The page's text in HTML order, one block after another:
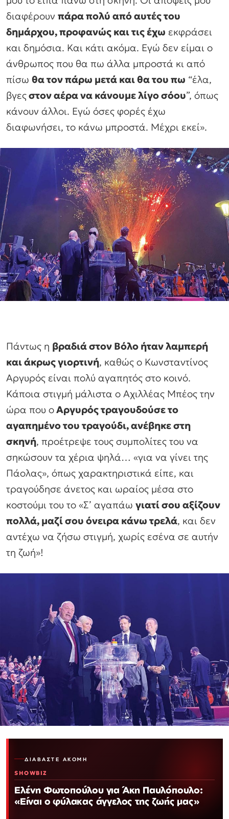
διαφέρουν πάρα πολύ από αυτές του
δημάρχου, προφανώς και τις έχω εκφράσει
και δημόσια. Και κάτι ακόμα. Εγώ δεν είμαι ο
άνθρωπος που θα πω άλλα μπροστά κι από
πίσω θα τον πάρω μετά και θα του πω “έλα,
βγεςστον αέρα να κάνουμε λίγο σόου”, όπως
κάνουν άλλοι. Εγώ όσες φορές έχω
διαφωνήσει, το κάνω μπροστά. Μέχρι εκεί».
Πάντως η βραδιά στον Βόλο ήταν λαμπερή
και άκρως γιορτινή, καθώς ο Κωνσταντίνος
Αργυρός είναι πολύ αγαπητός στο κοινό.
Κάποια στιγμή μάλιστα ο Αχιλλέας Μπέος την
ώρα που οΑργυρός τραγουδούσε το
αγαπημένο του τραγούδι, ανέβηκε στη
σκηνή, προέτρεψε τους συμπολίτες του να
σηκώσουν τα χέρια ψηλά… «για να γίνει της
Πάολας», όπως χαρακτηριστικά είπε, και
τραγούδησε άνετος και ωραίος μέσα στο
κοστούμι του το «Σ’ αγαπάω γιατί σου αξίζουν
πολλά, μαζί σου όνειρα κάνω τρελά, και δεν
αντέχω να ζήσω στιγμή, χωρίς εσένα σε αυτήν
τη ζωή»!
ΔΙΑΒΆΣΤΕ ΑΚΌΜΗ
SHOWBIZ
Ελένη Φωτοπούλου για Άκη Παυλόπουλο:
«Είναι ο φύλακας άγγελος της ζωής μας»